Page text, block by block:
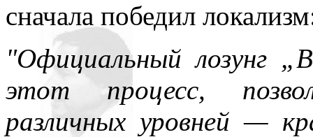
сначала победил
"Официальный лозунг
этот процесс,
различных уровней —